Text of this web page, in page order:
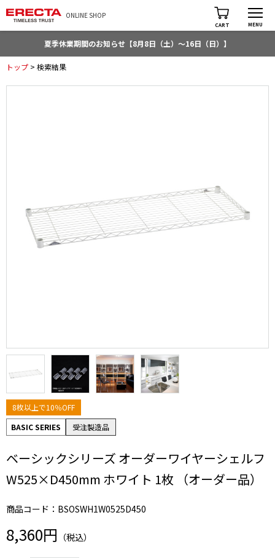
ONLINE SHOP
CART MENU
夏季休業期間のお知らせ【8月8日（土）～16日（日）】
トップ > 検索結果
8枚以上で10％OFF
BASIC SERIES
受注製造品
ベーシックシリーズ オーダーワイヤーシェルフ
W525×D450mm ホワイト 1枚 （オーダー品）
商品コード：BSOSWH1W0525D450
8,360円 （税込）